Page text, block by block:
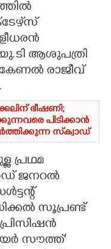
ആശുപത്രി
രാജീവ്
ഭീഷണി;​
പിടിക്കാൻ
സ്‌ക്വാഡ്
പ്രഥമ
ജനറൽ
സൂപ്രണ്ട്
സൗത്ത്'